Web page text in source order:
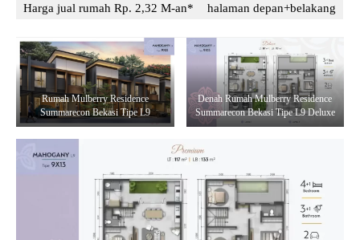
Harga jual rumah Rp. 2,32 M-an*
halaman depan+belakang
Rumah Mulberry Residence
Summarecon Bekasi Tipe L9
Denah Rumah Mulberry Residence
Summarecon Bekasi Tipe L9 Deluxe